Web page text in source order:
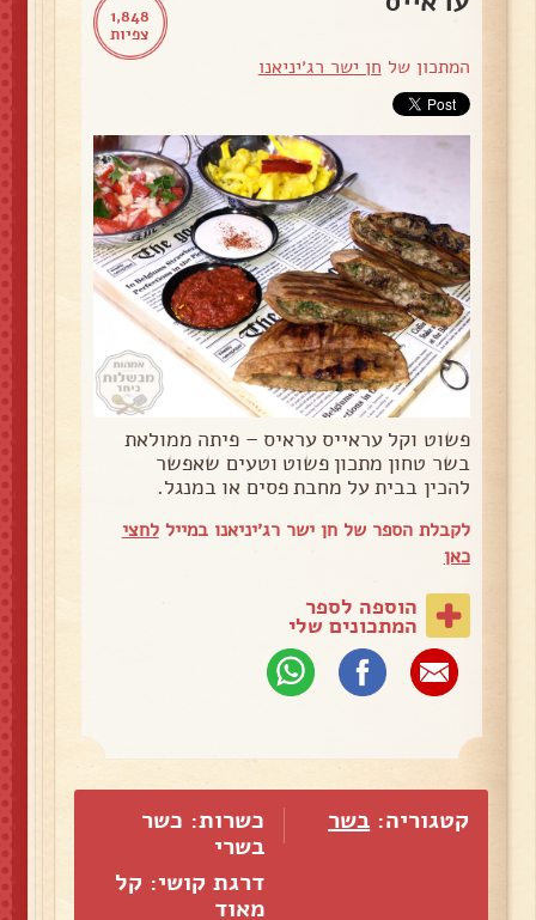
1,848
צפיות
המתכון של חן ישר רג׳יניאנו
פשוט וקל עראייס עראיס – פיתה ממולאת
בשר טחון מתכון פשוט וטעים שאפשר
להכין בבית על מחבת פסים או במנגל.
לקבלת הספר של חן ישר רג׳יניאנו במייללחצי
כאן
הוספה לספר
המתכונים שלי
קטגוריה: בשר
כשרות: כשר
בשרי
דרגת קושי: קל
מאוד